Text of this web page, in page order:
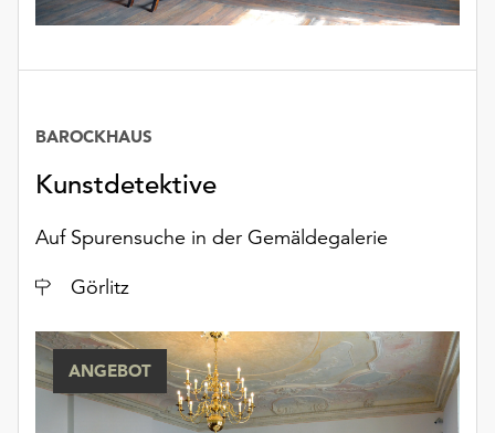
oder
dem
Kunstdetektive
BAROCKHAUS
Auf Spurensuche in der Gemäldegalerie
Ort
Görlitz
ANGEBOT